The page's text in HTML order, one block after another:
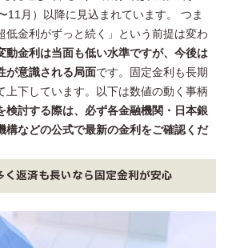
11月）以降に見込まれています。 つま
低金利がずっと続く」という前提は変わ
動金利は当面も低い水準ですが、今後は
が意識される局面です。固定金利も長期
上下しています。以下は数値の動く事柄
検討する際は、必ず各金融機関・日本銀
構などの公式で最新の金利をご確認くだ
く返済も長いなら固定金利が安心